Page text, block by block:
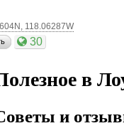
118.06287W
30
в
и